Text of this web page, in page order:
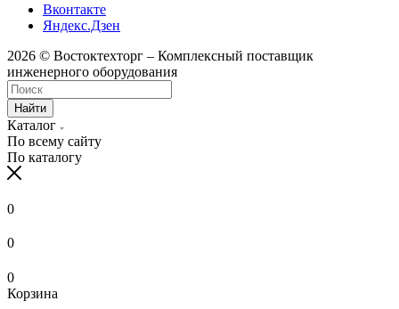
Вконтакте
Яндекс.Дзен
2026 © Востоктехторг – Комплексный поставщик
инженерного оборудования
Найти
Каталог
По всему сайту
По каталогу
0
0
0
Корзина